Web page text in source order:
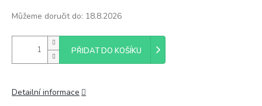
Můžeme doručit do: 18.8.2026
PŘIDAT DO KOŠÍKU
Detailní informace